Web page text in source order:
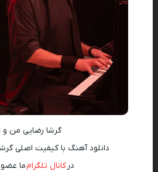
گرشا رضایی من و
دانلود آهنگ با کیفیت اصلی
در کانال تلگرامما